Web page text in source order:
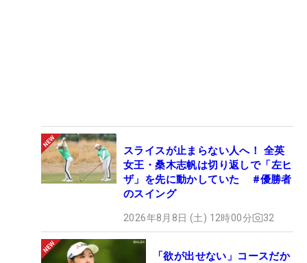
スライスが止まらない人へ！ 全英
女王・桑木志帆は切り返しで「左ヒ
ザ」を先に動かしていた #優勝者
のスイング
2026年8月8日 (土) 12時00分 32
「欲が出せない」コースだか